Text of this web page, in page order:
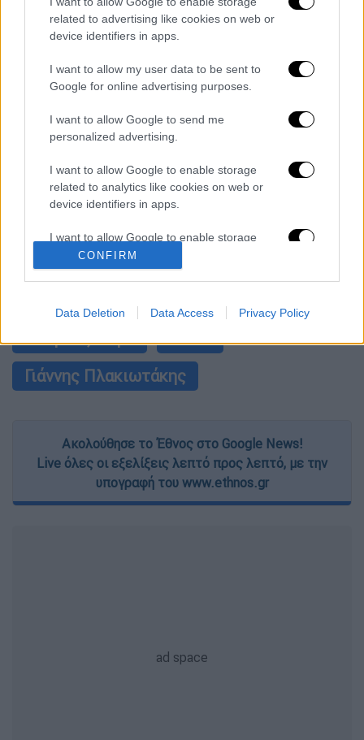
related to advertising like cookies on web or
device identifiers in apps.
I want to allow my user data to be sent to
Google for online advertising purposes.
I want to allow Google to send me
personalized advertising.
I want to allow Google to enable storage
related to analytics like cookies on web or
device identifiers in apps.
I want to allow Google to enable storage
related to functionality of the website or app.
related to personalization.
related to security, including authentication
functionality and fraud prevention, and other
user protection.
CONFIRM
Data Deletion Data Access Privacy Policy
κλόουν μαχαίρωσε μέχρι θανάτου
ηλικιωμένο - Τον κατέγραψε κάμερα
«Πόλεμος» για τους χρόνους των
δρομολογίων: Τα σωματεία απαντούν στις
καταγγελίες, οι παρατάξεις περνούν στην
Κόλαφος ΟΟΣΑ: Στην τελευταία θέση η
Ελλάδα για το πραγματικό διαθέσιμο
επόμενο
άρθρο
#TAGS
υπουργείο Ναυτιλίας
Λιμενικό Σώμα
ειδήσεις τώρα
ΑΣΕΠ
Γιάννης Πλακιωτάκης
Ακολούθησε το Έθνος στο Google News!
Live όλες οι εξελίξεις λεπτό προς λεπτό, με την
υπογραφή του www.ethnos.gr